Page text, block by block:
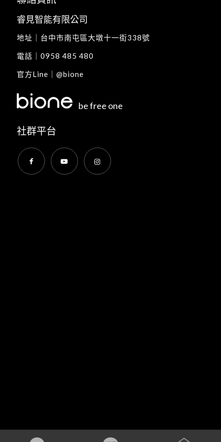
睿見智能有限公司
地址｜ 台中市南屯區大墩十一街338號
電話｜ 0958 485 480
官方Line｜ @bione
be free one
社群平台